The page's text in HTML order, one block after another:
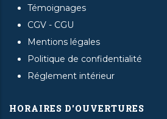
Témoignages
CGV - CGU
Mentions légales
Politique de confidentialité
Réglement intérieur
HORAIRES D'OUVERTURES